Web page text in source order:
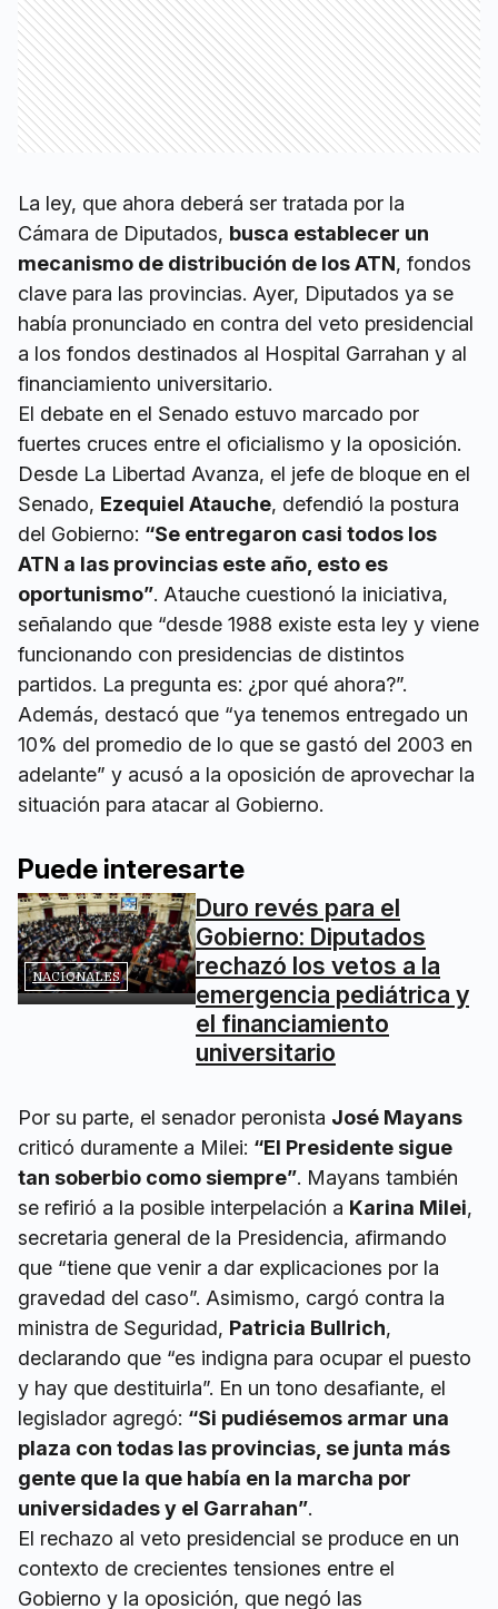
La ley, que ahora deberá ser tratada por la
Cámara de Diputados, busca establecer un
mecanismo de distribución de los ATN, fondos
clave para las provincias. Ayer, Diputados ya se
había pronunciado en contra del veto presidencial
a los fondos destinados al Hospital Garrahan y al
financiamiento universitario.
El debate en el Senado estuvo marcado por
fuertes cruces entre el oficialismo y la oposición.
Desde La Libertad Avanza, el jefe de bloque en el
Senado, Ezequiel Atauche, defendió la postura
del Gobierno: “Se entregaron casi todos los
ATN a las provincias este año, esto es
oportunismo”. Atauche cuestionó la iniciativa,
señalando que “desde 1988 existe esta ley y viene
funcionando con presidencias de distintos
partidos. La pregunta es: ¿por qué ahora?”.
Además, destacó que “ya tenemos entregado un
10% del promedio de lo que se gastó del 2003 en
adelante” y acusó a la oposición de aprovechar la
situación para atacar al Gobierno.
Puede interesarte
NACIONALES
Duro revés para el
Gobierno: Diputados
rechazó los vetos a la
emergencia pediátrica y
el financiamiento
universitario
Por su parte, el senador peronista José Mayans
criticó duramente a Milei: “El Presidente sigue
tan soberbio como siempre”. Mayans también
se refirió a la posible interpelación a Karina Milei,
secretaria general de la Presidencia, afirmando
que “tiene que venir a dar explicaciones por la
gravedad del caso”. Asimismo, cargó contra la
ministra de Seguridad, Patricia Bullrich,
declarando que “es indigna para ocupar el puesto
y hay que destituirla”. En un tono desafiante, el
legislador agregó: “Si pudiésemos armar una
plaza con todas las provincias, se junta más
gente que la que había en la marcha por
universidades y el Garrahan”.
El rechazo al veto presidencial se produce en un
contexto de crecientes tensiones entre el
Gobierno y la oposición, que negó las